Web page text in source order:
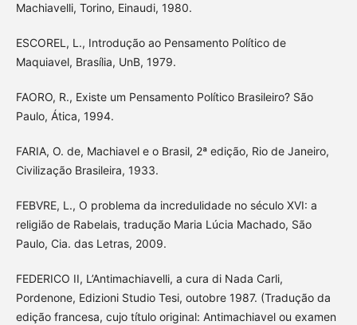
Machiavelli, Torino, Einaudi, 1980.
ESCOREL, L., Introdução ao Pensamento Político de
Maquiavel, Brasília, UnB, 1979.
FAORO, R., Existe um Pensamento Político Brasileiro? São
Paulo, Ática, 1994.
FARIA, O. de, Machiavel e o Brasil, 2ª edição, Rio de Janeiro,
Civilização Brasileira, 1933.
FEBVRE, L., O problema da incredulidade no século XVI: a
religião de Rabelais, tradução Maria Lúcia Machado, São
Paulo, Cia. das Letras, 2009.
FEDERICO II, L’Antimachiavelli, a cura di Nada Carli,
Pordenone, Edizioni Studio Tesi, outobre 1987. (Tradução da
edição francesa, cujo título original: Antimachiavel ou examen